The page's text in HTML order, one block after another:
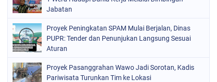
Jabatan
Proyek Peningkatan SPAM Mulai Berjalan, Dinas
PUPR: Tender dan Penunjukan Langsung Sesuai
Aturan
Proyek Pasanggrahan Wawo Jadi Sorotan, Kadis
Pariwisata Turunkan Tim ke Lokasi